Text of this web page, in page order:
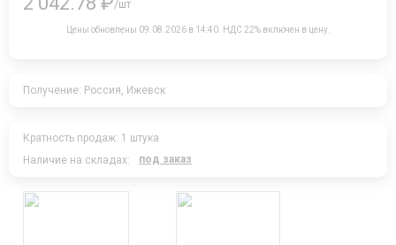
/шт
Цены обновлены 09.08.2026 в 14:40. НДС 22% включен в цену.
Получение: Россия, Ижевск
Кратность продаж: 1 штука
Наличие на складах:
под заказ